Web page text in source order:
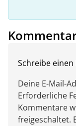
Schreibe
Deine E-Mail-
Erforderliche
Kommentare
freigeschaltet.